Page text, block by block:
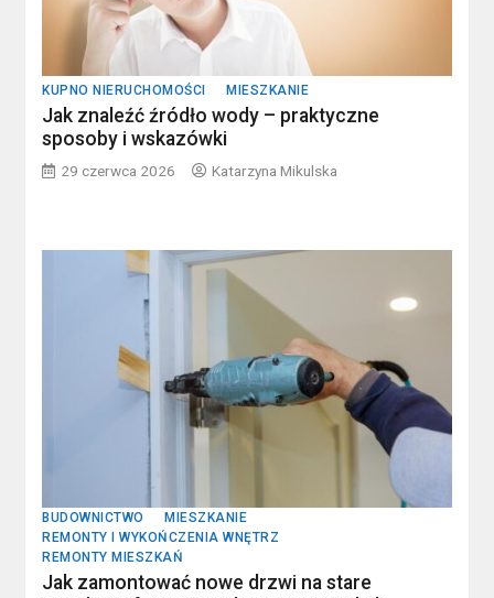
KUPNO NIERUCHOMOŚCI MIESZKANIE
Jak znaleźć źródło wody – praktyczne
sposoby i wskazówki
29 czerwca 2026 Katarzyna Mikulska
BUDOWNICTWO
MIESZKANIE
REMONTY I WYKOŃCZENIA WNĘTRZ
REMONTY MIESZKAŃ
Jak zamontować nowe drzwi na stare